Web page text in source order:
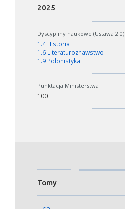
2025
Dyscypliny naukowe (Ustawa 2.0)
1.4 Historia
1.6 Literaturoznawstwo
1.9 Polonistyka
Punktacja Ministerstwa
100
Tomy